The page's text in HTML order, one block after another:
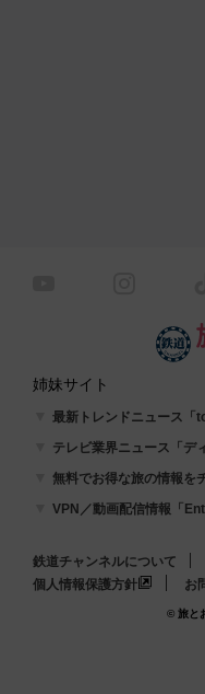
姉妹サイト
最新トレンドニュース「
テレビ業界ニュース「デ
無料でお得な旅の情報を
VPN／動画配信情報「
鉄道チャンネルについて
個人情報保護方針
お
© 旅と